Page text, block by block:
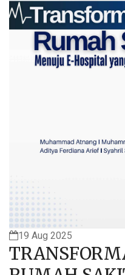
19 Aug 2025